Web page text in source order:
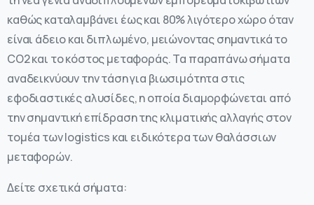
καθώς καταλαμβάνει έως και 80% λιγότερο χώρο όταν
είναι άδειο και διπλωμένο, μειώνοντας σημαντικά το
CO2 και το κόστος μεταφοράς. Τα παραπάνω σήματα
αναδεικνύουν την τάση για βιωσιμότητα στις
εφοδιαστικές αλυσίδες, η οποία διαμορφώνεται από
την σημαντική επίδραση της κλιματικής αλλαγής στον
τομέα των logistics και ειδικότερα των θαλάσσιων
μεταφορών.
Δείτε σχετικά σήματα: